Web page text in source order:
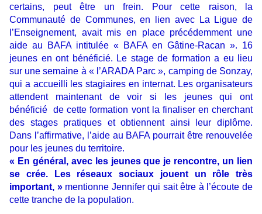
certains, peut être un frein. Pour cette raison, la
Communauté de Communes, en lien avec La Ligue de
l’Enseignement, avait mis en place précédemment une
aide au BAFA intitulée « BAFA en Gâtine-Racan ». 16
jeunes en ont bénéficié. Le stage de formation a eu lieu
sur une semaine à « l’ARADA Parc », camping de Sonzay,
qui a accueilli les stagiaires en internat. Les organisateurs
attendent maintenant de voir si les jeunes qui ont
bénéficié de cette formation vont la finaliser en cherchant
des stages pratiques et obtiennent ainsi leur diplôme.
Dans l’affirmative, l’aide au BAFA pourrait être renouvelée
pour les jeunes du territoire.
« En général, avec les jeunes que je rencontre, un lien
se crée. Les réseaux sociaux jouent un rôle très
important, »mentionne Jennifer qui sait être à l’écoute de
cette tranche de la population.